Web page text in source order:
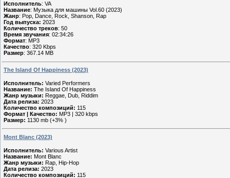
Исполнитель: VA
Название: Музыка для машины Vol.60 (2023)
Жанр: Pop, Dance, Rock, Shanson, Rap
Год выпуска: 2023
Количество треков: 50
Время звучания: 02:34:26
Формат: MP3
Качество: 320 Kbps
Размер: 367.14 MB
The Island Of Happiness (2023)
Исполнитель: Varied Performers
Название: The Island Of Happiness
Жанр музыки: Reggae, Dub, Riddim
Дата релиза: 2023
Количество композиций: 115
Формат | Качество: MP3 | 320 kbps
Размер: 1130 mb (+3% )
Mont Blanc (2023)
Исполнитель: Various Artist
Название: Mont Blanc
Жанр музыки: Rap, Hip-Hop
Дата релиза: 2023
Количество композиций: 115